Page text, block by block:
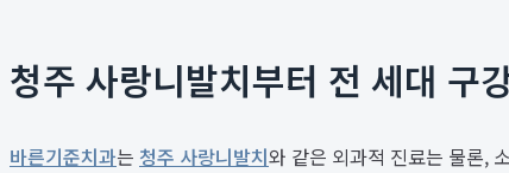
청주 사랑니발치부터 전 세대 구
바른기준치과는 청주 사랑니발치와 같은 외과적 진료는 물론,